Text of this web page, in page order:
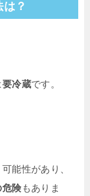
？
要冷蔵です。
可能性があり、
危険もありま